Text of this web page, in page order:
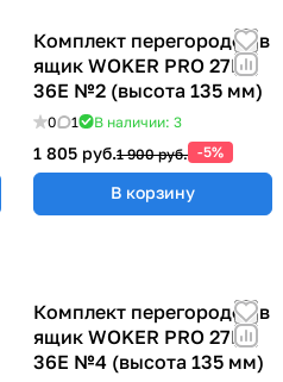
Комплект перегородок в
ящик WOKER PRO 27E х
36E №2 (высота 135 мм)
0 1 В наличии: 3
1 805 руб.1 900 руб. -5%
В корзину
Комплект перегородок в
ящик WOKER PRO 27E х
36E №4 (высота 135 мм)